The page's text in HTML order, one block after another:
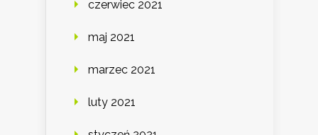
czerwiec 2021
maj 2021
marzec 2021
luty 2021